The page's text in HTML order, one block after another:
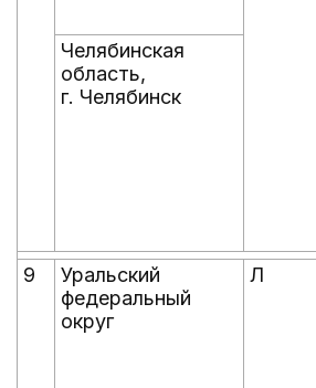
Челябинская
область,
г. Челябинск
9
Уральский
федеральный
округ
Л